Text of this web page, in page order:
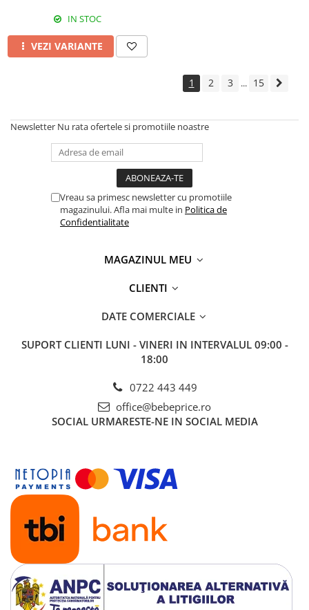
IN STOC
VEZI VARIANTE
1 2 3 ... 15
Newsletter Nu rata ofertele si promotiile noastre
Vreau sa primesc newsletter cu promotiile
magazinului. Afla mai multe in Politica de
Confidentialitate
MAGAZINUL MEU
CLIENTI
DATE COMERCIALE
SUPORT CLIENTI LUNI - VINERI IN INTERVALUL 09:00 -
18:00
0722 443 449
office@bebeprice.ro
SOCIAL URMARESTE-NE IN SOCIAL MEDIA